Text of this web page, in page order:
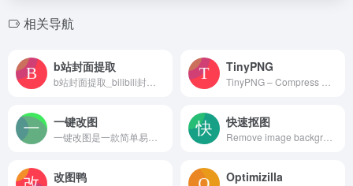
相关导航
b站封面提取 TinyPNG
一键改图 快速抠图
改图鸭 Optimizilla